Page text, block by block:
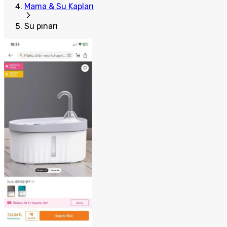
Mama & Su Kapları
Su pınarı